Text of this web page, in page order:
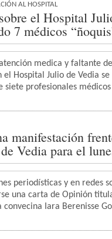
AL HOSPITAL
el Hospital
7 médicos
medica y faltante
el Hospital Julio de Vedia se
siete profesionales
manifestación
Vedia para el
periodísticas y en redes
una carta de Opinión
convecina Iara Berenisse